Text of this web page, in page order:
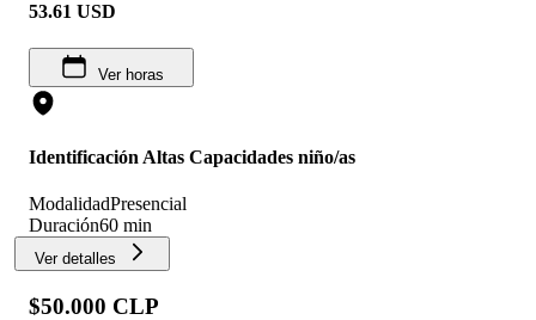
53.61 USD
Ver horas
Identificación Altas Capacidades niño/as
ModalidadPresencial
Duración60 min
Ver detalles
$50.000 CLP